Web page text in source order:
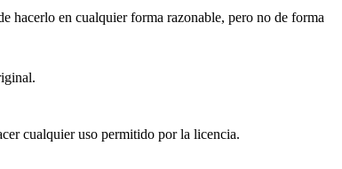
hacerlo en cualquier forma razonable, pero no de forma
cualquier uso permitido por la licencia.